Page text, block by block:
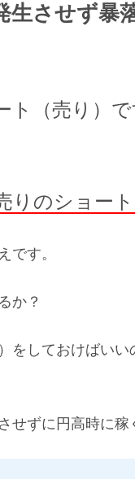
させず暴
ト（売り）
りのショー
です。
か？
をしておけばい
せずに円高時に稼